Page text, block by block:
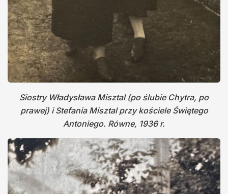
Siostry Władysława Misztal (po ślubie Chytra, po
prawej) i Stefania Misztal przy kościele Świętego
Antoniego. Równe, 1936 r.